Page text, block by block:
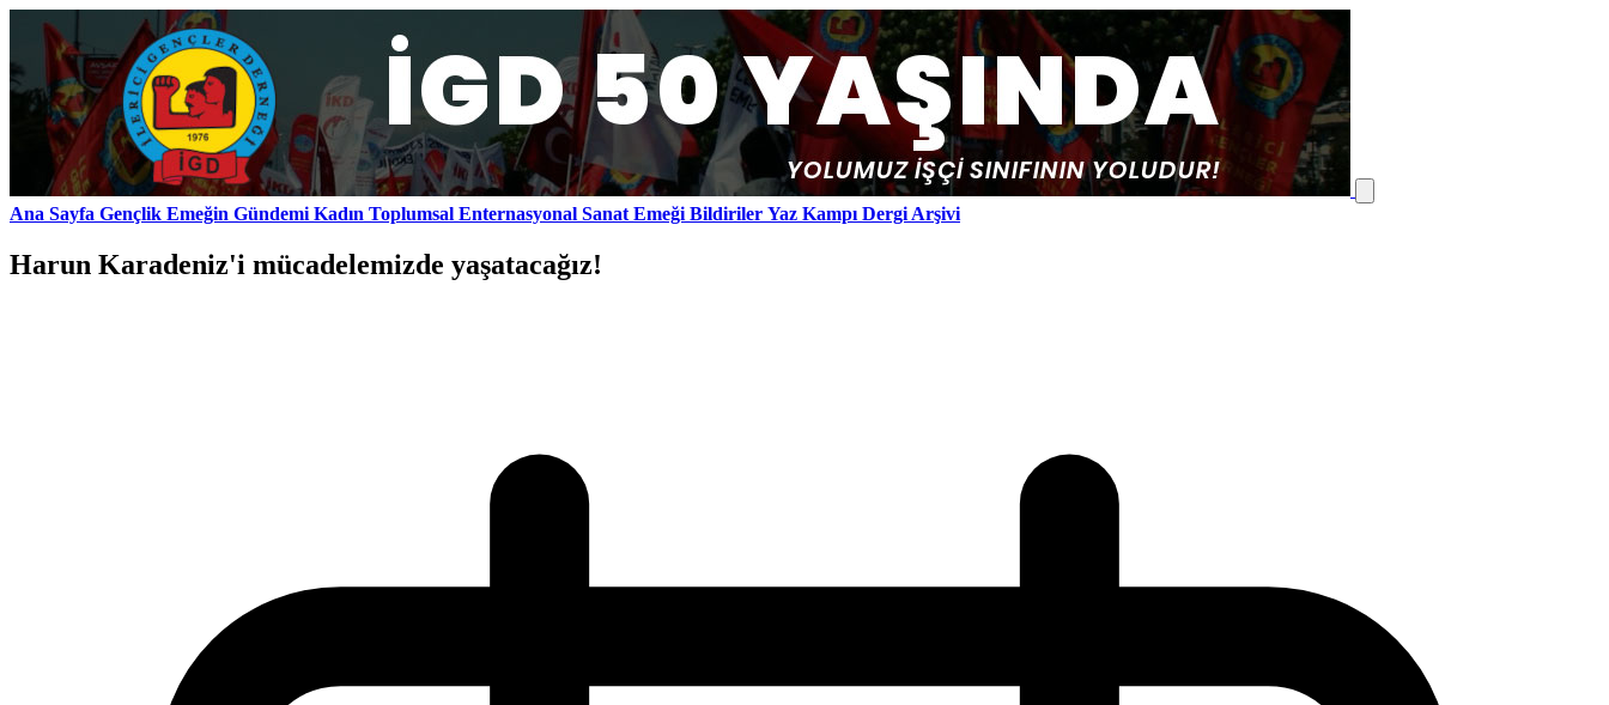
Ana Sayfa Gençlik Emeğin Gündemi Kadın Toplumsal Enternasyonal Sanat Emeği Bildiriler Yaz Kampı Dergi Arşivi
Harun Karadeniz'i mücadelemizde yaşatacağız!